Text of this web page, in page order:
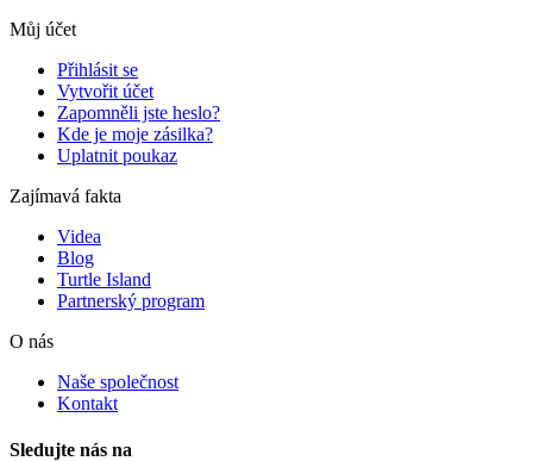
Můj účet
Přihlásit se
Vytvořit účet
Zapomněli jste heslo?
Kde je moje zásilka?
Uplatnit poukaz
Zajímavá fakta
Videa
Blog
Turtle Island
Partnerský program
O nás
Naše společnost
Kontakt
Sledujte nás na